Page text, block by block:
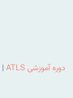
دوره آموزشی ATLS |